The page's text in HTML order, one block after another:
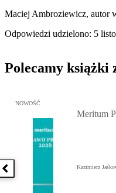
Maciej Ambroziewicz, autor
Odpowiedzi udzielono: 5
Polecamy książki
Poprzednia książka
Przejdź do: Meritum
NOWOŚĆ
Meritum
Kazimierz